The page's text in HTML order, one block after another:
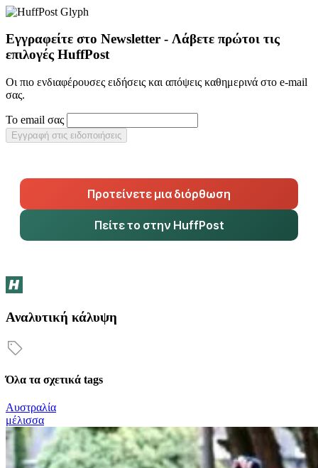
Εγγραφείτε στο Newsletter - Λάβετε πρώτοι τις
επιλογές HuffPost
Οι πιο ενδιαφέρουσες ειδήσεις και απόψεις καθημερινά στο e-mail
σας.
Το email σας
Εγγραφή στις ειδοποιήσεις
Προτείνετε μια διόρθωση
Πείτε το στην HuffPost
Αναλυτική κάλυψη
Όλα τα σχετικά tags
Αυστραλία
μέλισσα